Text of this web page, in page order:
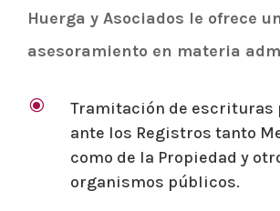
Huerga y Asociados le ofrece
asesoramiento en materia
\
Tramitación de escrituras
ante los Registros tanto
como de la Propiedad y
organismos públicos.